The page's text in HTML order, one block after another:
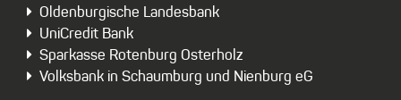
Oldenburgische Landesbank
UniCredit Bank
Sparkasse Rotenburg Osterholz
Volksbank in Schaumburg und Nienburg eG